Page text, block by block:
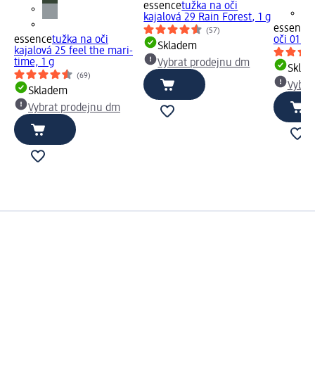
essencetužka na oči
kajalová 25 feel the mari-
time, 1 g
(69)
Skladem
Vybrat prodejnu dm
essencetužka na oči
kajalová 29 Rain Forest, 1 g
(57)
Skladem
Vybrat prodejnu dm
essence
oči 01